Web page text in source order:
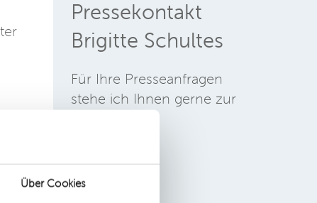
Über Cookies
Pressekontakt
Brigitte Schultes
Für Ihre Presseanfragen
stehe ich Ihnen gerne zur
E-Mail